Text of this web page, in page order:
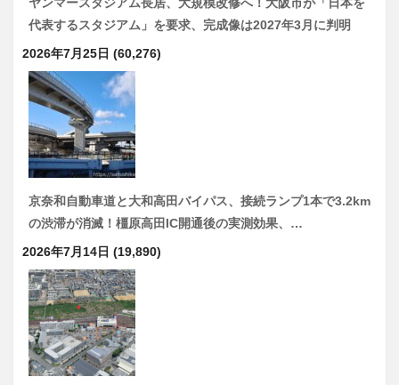
代表するスタジアム」を要求、完成像は2027年3月に判明
2026年7月25日 (60,276)
京奈和自動車道と大和高田バイパス、接続ランプ1本で3.2km
の渋滞が消滅！橿原高田IC開通後の実測効果、…
2026年7月14日 (19,890)